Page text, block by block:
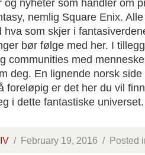
og nyheter som handler om
nemlig Square Enix.
hva som skjer i
bør følge med her. I
communities med
deg. En lignende norsk
foreløpig er det her du vil
i dette fantastiske universet.
/ February 19, 2016 / Posted